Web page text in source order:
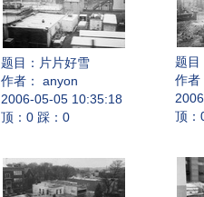
题目： 片片好雪
作者： anyon
2006-05-05 10:35:18
顶：0 踩：0
题目
作者
顶：